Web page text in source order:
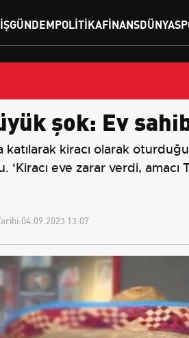
GÜNDEMPOLITIKAFINANSDÜNYA
şok: Ev
kiracı olarak
eve zarar verdi, amacı
04.09.2023 13:07